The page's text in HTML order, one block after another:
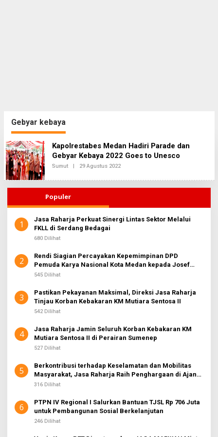
Gebyar kebaya
Kapolrestabes Medan Hadiri Parade dan
Gebyar Kebaya 2022 Goes to Unesco
Sumut | 29 Agustus 2022O
E
H
D
K
Populer
1
Jasa Raharja Perkuat Sinergi Lintas Sektor Melalui
FKLL di Serdang Bedagai
680 Dilihat
2
Rendi Siagian Percayakan Kepemimpinan DPD
Pemuda Karya Nasional Kota Medan kepada Josef
Sembiring
545 Dilihat
3
Pastikan Pekayanan Maksimal, Direksi Jasa Raharja
Tinjau Korban Kebakaran KM Mutiara Sentosa II
542 Dilihat
4
Jasa Raharja Jamin Seluruh Korban Kebakaran KM
Mutiara Sentosa II di Perairan Sumenep
527 Dilihat
5
Berkontribusi terhadap Keselamatan dan Mobilitas
Masyarakat, Jasa Raharja Raih Penghargaan di Ajang
Transportasi Indonesia Awards 2026
316 Dilihat
6
PTPN IV Regional I Salurkan Bantuan TJSL Rp 706 Juta
untuk Pembangunan Sosial Berkelanjutan
246 Dilihat